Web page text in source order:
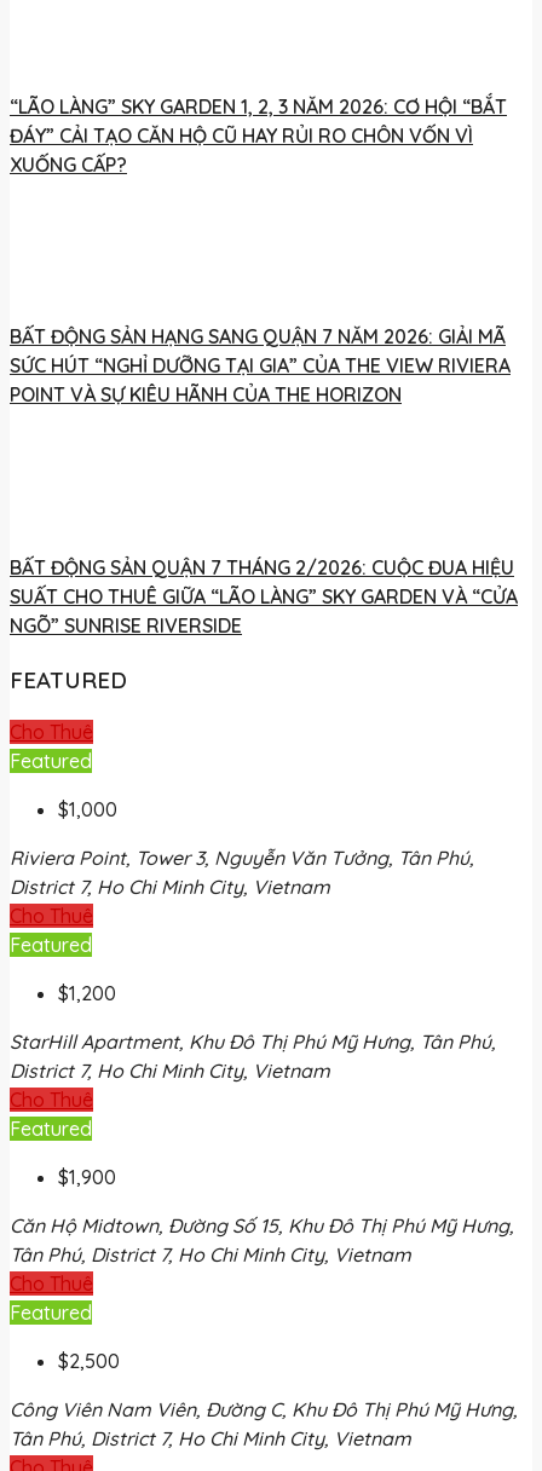
“LÃO LÀNG” SKY GARDEN 1, 2, 3 NĂM 2026: CƠ HỘI “BẮT
ĐÁY” CẢI TẠO CĂN HỘ CŨ HAY RỦI RO CHÔN VỐN VÌ
XUỐNG CẤP?
BẤT ĐỘNG SẢN HẠNG SANG QUẬN 7 NĂM 2026: GIẢI MÃ
SỨC HÚT “NGHỈ DƯỠNG TẠI GIA” CỦA THE VIEW RIVIERA
POINT VÀ SỰ KIÊU HÃNH CỦA THE HORIZON
BẤT ĐỘNG SẢN QUẬN 7 THÁNG 2/2026: CUỘC ĐUA HIỆU
SUẤT CHO THUÊ GIỮA “LÃO LÀNG” SKY GARDEN VÀ “CỬA
NGÕ” SUNRISE RIVERSIDE
FEATURED
Cho Thuê
Featured
$1,000
Riviera Point, Tower 3, Nguyễn Văn Tưởng, Tân Phú,
District 7, Ho Chi Minh City, Vietnam
Cho Thuê
Featured
$1,200
StarHill Apartment, Khu Đô Thị Phú Mỹ Hưng, Tân Phú,
District 7, Ho Chi Minh City, Vietnam
Cho Thuê
Featured
$1,900
Căn Hộ Midtown, Đường Số 15, Khu Đô Thị Phú Mỹ Hưng,
Tân Phú, District 7, Ho Chi Minh City, Vietnam
Cho Thuê
Featured
$2,500
Công Viên Nam Viên, Đường C, Khu Đô Thị Phú Mỹ Hưng,
Tân Phú, District 7, Ho Chi Minh City, Vietnam